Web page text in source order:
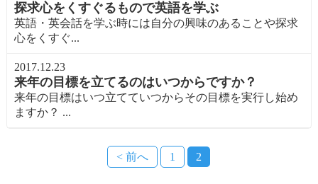
探求心をくすぐるもので英語を学ぶ
英語・英会話を学ぶ時には自分の興味のあることや探求
心をくすぐ...
2017.12.23
来年の目標を立てるのはいつからですか？
来年の目標はいつ立てていつからその目標を実行し始め
ますか？ ...
< 前へ 1 2